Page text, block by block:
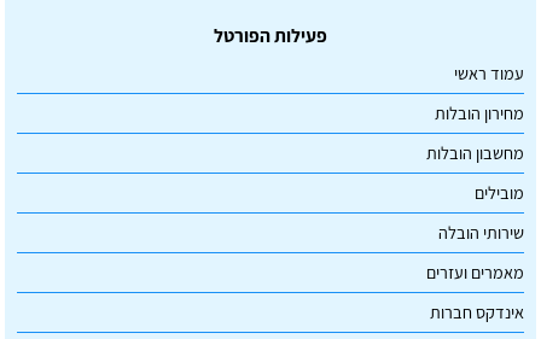
פעילות הפורטל
עמוד ראשי
מחירון הובלות
מחשבון הובלות
מובילים
שירותי הובלה
מאמרים ועזרים
אינדקס חברות